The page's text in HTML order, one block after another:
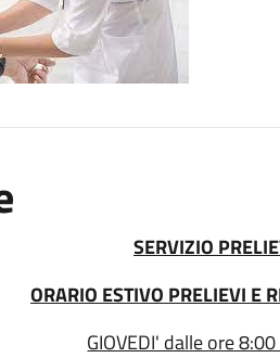
SERVIZIO
ORARIO ESTIVO PRELIEVI E
GIOVEDI' dalle ore